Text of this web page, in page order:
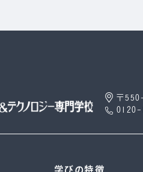
〒
0120-
学びの特徴